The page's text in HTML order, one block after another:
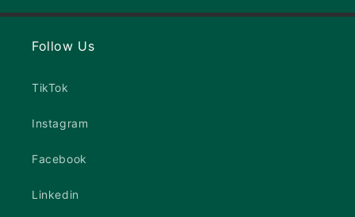
Follow Us
TikTok
Instagram
Facebook
Linkedin